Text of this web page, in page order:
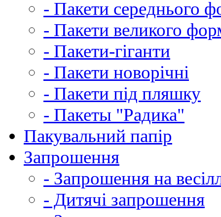
- Пакети середнього
- Пакети великого
- Пакети-гіганти
- Пакети новорічні
- Пакети під пляшку
- Пакеты "Радика"
Пакувальний папір
Запрошення
- Запрошення на
- Дитячі запрошення